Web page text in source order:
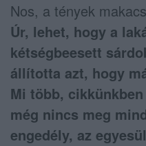
Nos, a tények
Úr, lehet, hogy a
kétségbeesett
állította azt, hogy
Mi több,
még nincs meg
engedély, az